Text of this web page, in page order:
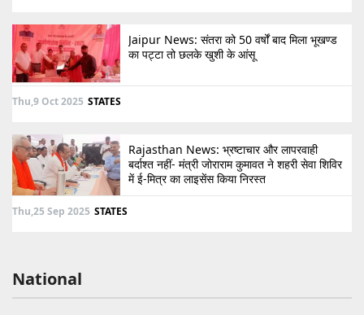
Jaipur News: संतरा को 50 वर्षों बाद मिला भूखण्ड
का पट्टा तो छलके खुशी के आंसू
Thu,9 Oct 2025 STATES
Rajasthan News: भ्रष्टाचार और लापरवाही
बर्दाश्त नहीं- मंत्री जोराराम कुमावत ने शहरी सेवा शिविर
में ई-मित्र का लाइसेंस किया निरस्त
Thu,25 Sep 2025 STATES
National